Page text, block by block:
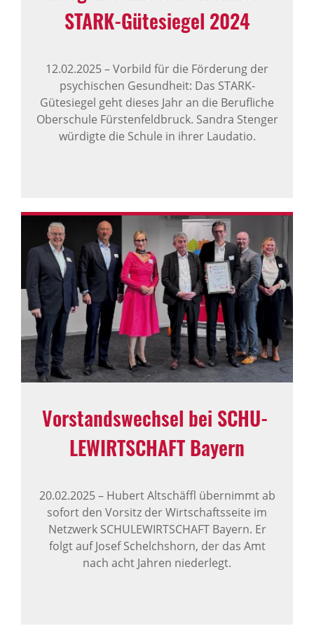
STARK-​Gütesiegel 2024
12.02.2025–Vorbild für die Förderung der
psychischen Gesundheit: Das STARK-
Gütesiegel geht dieses Jahr an die Berufliche
Oberschule Fürstenfeldbruck. Sandra Stenger
würdigte die Schule in ihrer Laudatio.
Vorstands­wechsel bei SCHU­
LE­WIRT­SCHAFT Bayern
20.02.2025–Hubert Altschäffl übernimmt ab
sofort den Vorsitz der Wirtschaftsseite im
Netzwerk SCHULEWIRTSCHAFT Bayern. Er
folgt auf Josef Schelchshorn, der das Amt
nach acht Jahren niederlegt.